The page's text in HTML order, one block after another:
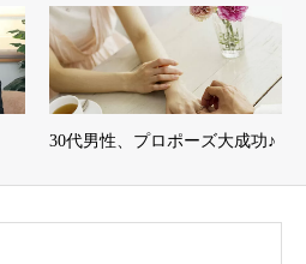
30代男性、プロポーズ大成功♪